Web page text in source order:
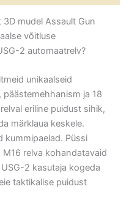
mudel Assault Gun
võitluse
2 automaatrelv?
unikaalseid
ja 18
eriline puidust sihik,
märklaua keskele.
kummipaelad. Püssi
relva kohandatavaid
2 kasutaja kogeda
taktikalise puidust